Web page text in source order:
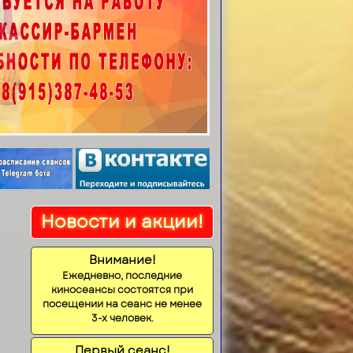
Новости и акции!
Внимание!
Ежедневно, последние
киносеансы состоятся при
посещении на сеанс не менее
3-х человек.